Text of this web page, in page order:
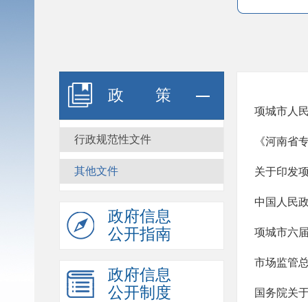
政策
行政规范性文件
其他文件
政府信息
公开指南
政府信息
公开制度
项城市人
《河南省
国务院关